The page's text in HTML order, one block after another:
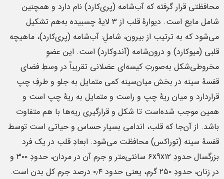
محافظتی قرار گرفته که آب‌شامه (پری‌کارد) نام دارد و همچنین
شامل مایع است. دیوارهٔ قلب از ۳ لایهٔ چسبیده به‌هم تشکیل
می‌شود که به ترتیب از بیرون، شاملِ: آب‌شامه (پری‌کارد)، ماهیچه
قلبی (میوکارد) و درون‌شامه (آندوکارد) است. این عضوِ
مخروطی‌شکل به‌صورتِ کیسه‌ای عضلانی تقریباً در وسطِ فضای
قفسهٔ سینه در بخش میان‌سینه کمی متمایل به جلو و طرفِ چپ
قراردارد و میان ریهٔ چپ و راست و متمایل به ریهٔ چپ است و
همین موجب شده‌است تا شکل و قرارگیری ریه‌ها با هم متفاوت
باشد. از آن‌جا که قلب، اندامی بسیار حساس و حیاتی است توسط
قفسهٔ سینه (توراکس) محافظت می‌شود. ابعادِ قلب در یک فرد
بزرگسال حدودِ ۶x9x۱۲ سانتی‌متر و جرم آن در مردان، حدودِ ۳۰۰ و
در زنان، حدودِ ۲۵۰ گرم، یعنی حدود ۰٫۴ درصد جرم کل بدن است.